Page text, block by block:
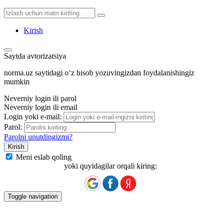
Kirish
Saytda avtorizatsiya
norma.uz saytidagi oʻz hisob yozuvingizdan foydalanishingiz
mumkin
Neverniy login ili parol
Neverniy login ili email
Login yoki e-mail:
Parol:
Parolni unutdingizmi?
Meni eslab qoling
yoki quyidagilar orqali kiring:
Toggle navigation